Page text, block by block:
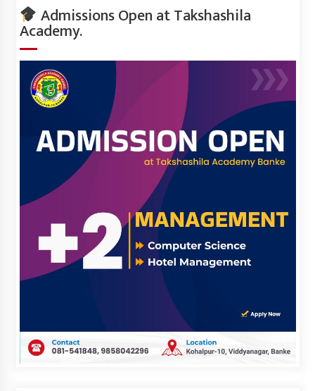
Admissions Open at Takshashila
Academy.